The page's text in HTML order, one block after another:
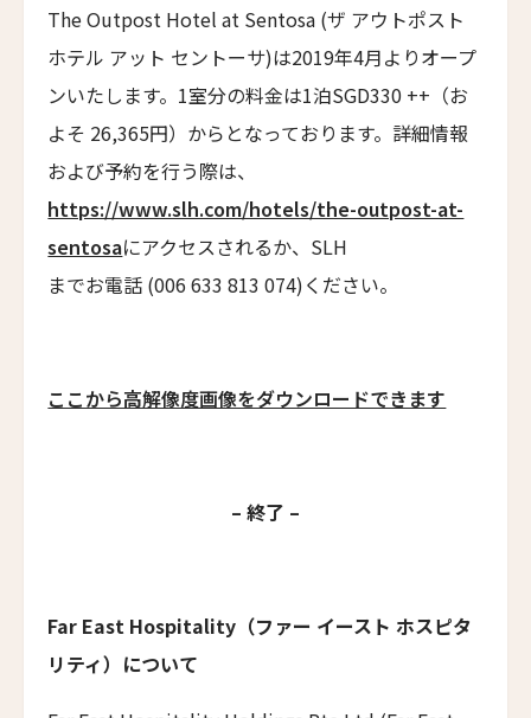
タル・ヴィラズ・レヴィータ
Taru Villas Levita
ロンティン・ヴィンヤード・ホテル
Longting Vineyard Hotel
ロン・リトリート&スパ
Lon Retreat and Spa
バーレ・リゾート・ゴア
Baale Resort Goa
ベルタム・ウェルネス スパ＆ヴィラズ
Five Spring Resort The Shirahama
Fauchon L’Hotel Kyoto
ホテル・エクラ・北京
The Outpost Hotel at Sentosa (ザ アウトポスト
ホテル アット セントーサ)は2019年4月よりオープ
ンいたします。1室分の料金は1泊SGD330 ++（お
よそ 26,365円）からとなっております。詳細情報
および予約を行う際は、
https://www.slh.com/hotels/the-outpost-at-
sentosaにアクセスされるか、SLH
までお電話 (006 633 813 074)ください。
ここから高解像度画像をダウンロードできます
– 終了 –
Far East Hospitality（ファー イースト ホスピタ
リティ）について